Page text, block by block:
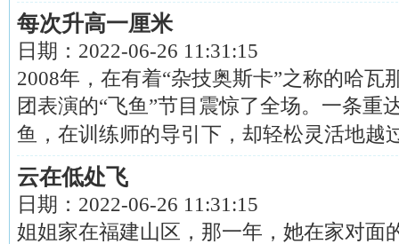
每次升高一厘米
日期： 2022-06-26 11:31:15
2008年，在有着“杂技奥斯卡”之称的哈瓦
团表演的“飞鱼”节目震惊了全场。一条重
鱼，在训练师的导引下，却轻松灵活地越
云在低处飞
日期： 2022-06-26 11:31:15
姐姐家在福建山区，那一年，她在家对面